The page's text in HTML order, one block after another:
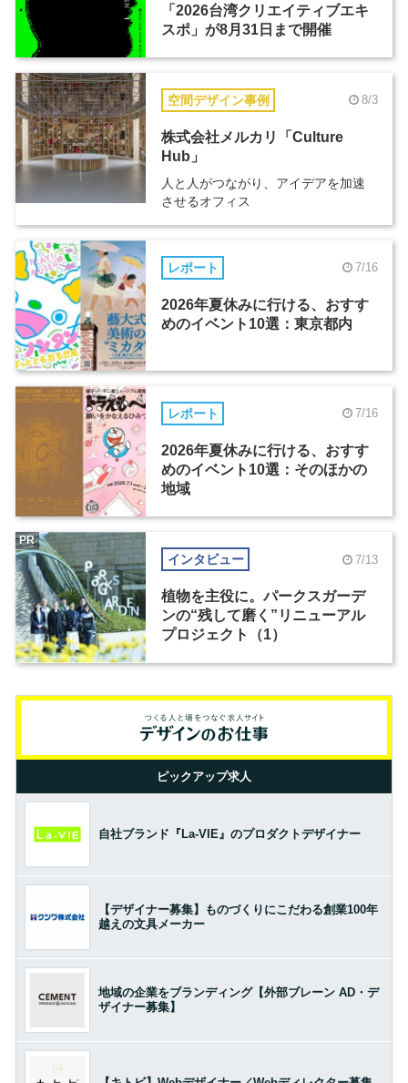
「2026台湾クリエイティブエキ
スポ」が8月31日まで開催
空間デザイン事例 8/3
株式会社メルカリ「Culture
Hub」
人と人がつながり、アイデアを加速
させるオフィス
レポート 7/16
2026年夏休みに行ける、おすす
めのイベント10選：東京都内
レポート 7/16
2026年夏休みに行ける、おすす
めのイベント10選：そのほかの
地域
インタビュー 7/13
植物を主役に。パークスガーデ
ンの“残して磨く”リニューアル
プロジェクト（1）
PR
ピックアップ求人
自社ブランド『La-VIE』のプロダクトデザイナー
【デザイナー募集】ものづくりにこだわる創業100年
越えの文具メーカー
地域の企業をブランディング【外部ブレーン AD・デ
ザイナー募集】